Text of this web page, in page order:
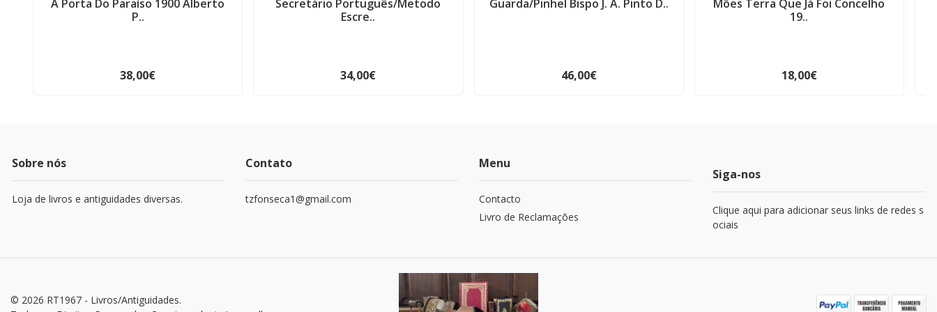
A Porta Do Paraíso 1900 Alberto
P..
38,00€
Secretário Português/Metodo
Escre..
34,00€
Guarda/Pinhel Bispo J. A. Pinto D..
46,00€
Mões Terra Que Já Foi Concelho
19..
18,00€
Sobre nós
Loja de livros e antiguidades diversas.
Contato
tzfonseca1@gmail.com
Menu
Contacto
Livro de Reclamações
Siga-nos
Clique aqui para adicionar seus links de redes s
ociais
© 2026 RT1967 - Livros/Antiguidades.